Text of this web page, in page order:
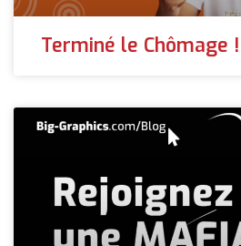
Terminé le Chômage !